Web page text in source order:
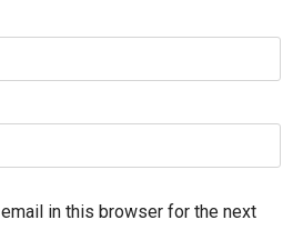
in this browser for the next